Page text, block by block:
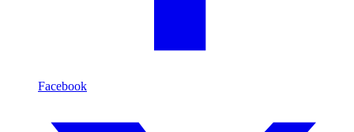
Facebook